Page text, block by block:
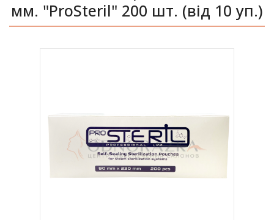
мм. "ProSteril" 200 шт. (від 10 уп.)